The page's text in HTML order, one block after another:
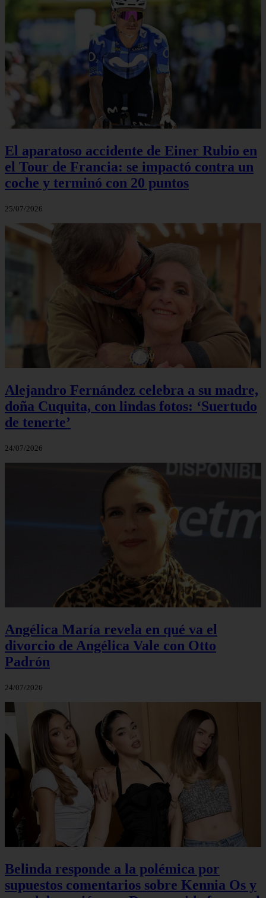
El aparatoso accidente de Einer Rubio en
el Tour de Francia: se impactó contra un
coche y terminó con 20 puntos
25/07/2026
Alejandro Fernández celebra a su madre,
doña Cuquita, con lindas fotos: ‘Suertudo
de tenerte’
24/07/2026
Angélica María revela en qué va el
divorcio de Angélica Vale con Otto
Padrón
24/07/2026
Belinda responde a la polémica por
supuestos comentarios sobre Kennia Os y